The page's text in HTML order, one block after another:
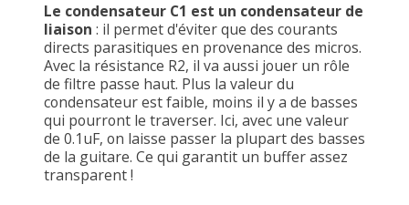
Le condensateur C1 est un condensateur de
liaison : il permet d'éviter que des courants
directs parasitiques en provenance des micros.
Avec la résistance R2, il va aussi jouer un rôle
de filtre passe haut. Plus la valeur du
condensateur est faible, moins il y a de basses
qui pourront le traverser. Ici, avec une valeur
de 0.1uF, on laisse passer la plupart des basses
de la guitare. Ce qui garantit un buffer assez
transparent !